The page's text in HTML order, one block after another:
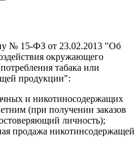
№ 15-ФЗ от 23.02.2013 "Об
окружающего
табака или
продукции":
и никотиносодержащих
(при получении заказов
личность);
продажа никотинсодержащей